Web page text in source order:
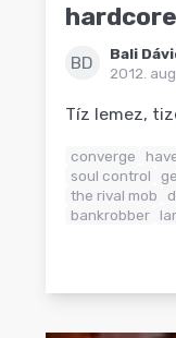
BD
Bali
2012.
Tíz lemez,
converge
soul control
the rival mob
bankrobber